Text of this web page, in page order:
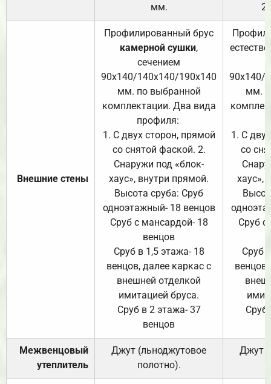
мм.
Внешние стены
Профилированный брус
камерной сушки,
сечением
90х140/140х140/190х140
мм. по выбранной
комплектации. Два вида
профиля:
1. С двух сторон, прямой
со снятой фаской. 2.
Снаружи под «блок-
хаус», внутри прямой.
Высота сруба: Сруб
одноэтажный- 18 венцов
Сруб с мансардой- 18
венцов
Сруб в 1,5 этажа- 18
венцов, далее каркас с
внешней отделкой
имитацией бруса.
Сруб в 2 этажа- 37
венцов
90х140/
мм.
1. С
со
хаус»,
Сруб с
Сруб
Сруб
Межвенцовый
утеплитель
Джут (льноджутовое
полотно).
Джут